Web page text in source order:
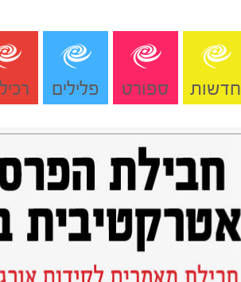
חדשות ספורט פלילים